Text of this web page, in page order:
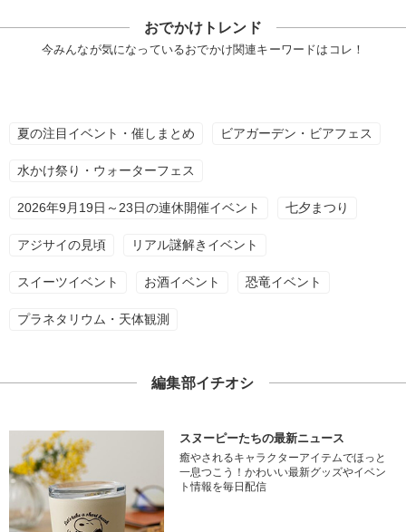
おでかけトレンド
今みんなが気になっているおでかけ関連キーワードはコレ！
夏の注目イベント・催しまとめ ビアガーデン・ビアフェス
水かけ祭り・ウォーターフェス
2026年9月19日～23日の連休開催イベント 七夕まつり
アジサイの見頃 リアル謎解きイベント
スイーツイベント お酒イベント 恐竜イベント
プラネタリウム・天体観測
編集部イチオシ
スヌーピーたちの最新ニュース
癒やされるキャラクターアイテムでほっと
一息つこう！かわいい最新グッズやイベン
ト情報を毎日配信